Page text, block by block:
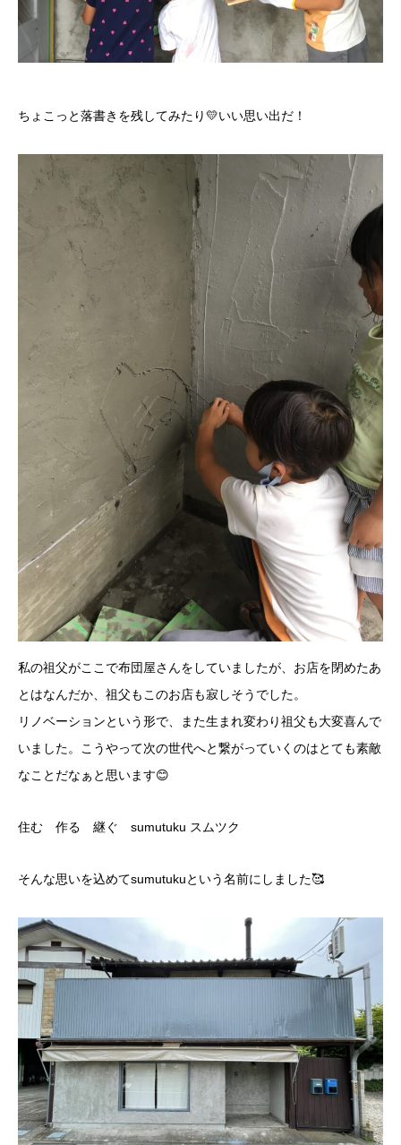
ちょこっと落書きを残してみたり💛いい思い出だ！
私の祖父がここで布団屋さんをしていましたが、お店を閉めたあ
とはなんだか、祖父もこのお店も寂しそうでした。
リノベーションという形で、また生まれ変わり祖父も大変喜んで
いました。こうやって次の世代へと繋がっていくのはとても素敵
なことだなぁと思います😊
住む 作る 継ぐ sumutuku スムツク
そんな思いを込めてsumutukuという名前にしました🥰